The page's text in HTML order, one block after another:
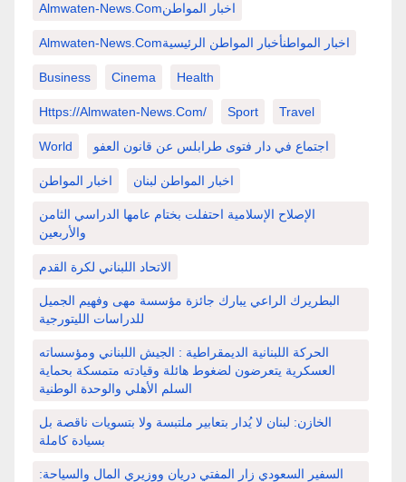
Almwaten-News.comاخبار المواطن
Almwaten-News.comاخبار المواطنأخبار المواطن الرئيسية
Business Cinema Health
Https://almwaten-News.com/ Sport Travel
World اجتماع في دار فتوى طرابلس عن قانون العفو
اخبار المواطن اخبار المواطن لبنان
الإصلاح الإسلامية احتفلت بختام عامها الدراسي الثامن
والأربعين
الاتحاد اللبناني لكرة القدم
البطريرك الراعي يبارك جائزة مؤسسة مهى وفهيم الجميل
للدراسات الليتورجية
الحركة اللبنانية الديمقراطية : الجيش اللبناني ومؤسساته
العسكرية يتعرضون لضغوط هائلة وقيادته متمسكة بحماية
السلم الأهلي والوحدة الوطنية
الخازن: لبنان لا يُدار بتعابير ملتبسة ولا بتسويات ناقصة بل
بسيادة كاملة
السفير السعودي زار المفتي دريان ووزيري المال والسياحة: